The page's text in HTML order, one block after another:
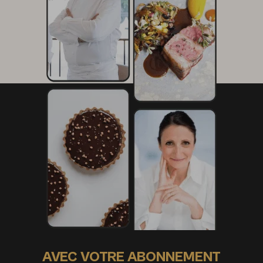
AVEC VOTRE ABONNEMENT